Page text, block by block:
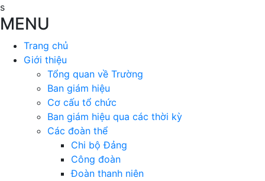
s
MENU
Trang chủ
Giới thiệu
Tổng quan về Trường
Ban giám hiệu
Cơ cấu tổ chức
Ban giám hiệu qua các thời kỳ
Các đoàn thể
Chi bộ Đảng
Công đoàn
Đoàn thanh niên